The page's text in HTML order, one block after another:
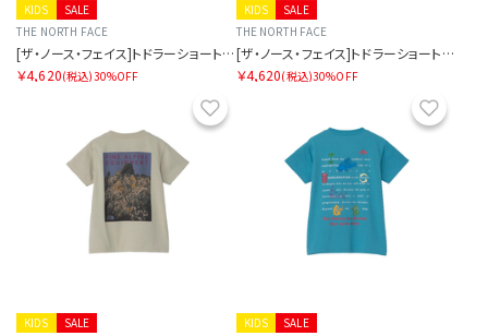
SALE
KIDS
THE NORTH FACE
[ザ・ノース・フェイス]トドラーショートスリーブブライトステディティー
￥4,620(税込)30%OFF
SALE
KIDS
THE NORTH FACE
[ザ・ノース・フェイス]トドラーショートスリーブブライトステディティー
￥4,620(税込)30%OFF
お気に入り
SALE
KIDS
SALE
KIDS